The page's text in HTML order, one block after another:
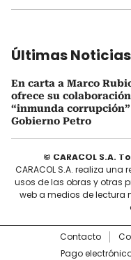
Últimas Noticias
En carta a Marco
ofrece su
“inmunda
Gobierno Petro
© CARACOL S.A.
CARACOL S.A. realiza
usos de las obras y otras
web a medios de lectura
Contacto
Pago